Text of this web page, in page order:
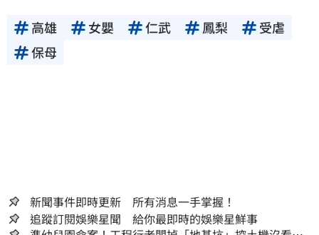
高雄 女嬰 仁武 鳳梨
受虐
保母
新聞事件即時更新 所有消息一手掌握！
追蹤訂閱娛樂星聞 給你最即時的娛樂星鮮事